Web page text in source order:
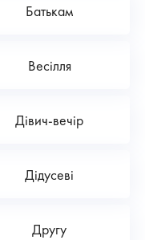
Батькам
Весілля
Дівич-вечір
Дідусеві
Другу